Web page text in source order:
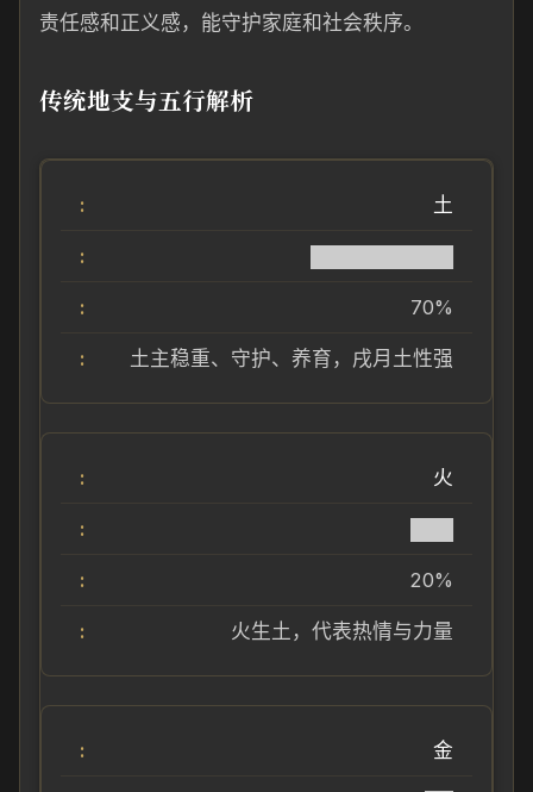
责任感和正义感，能守护家庭和社会秩序。
传统地支与五行解析
土
70%
土主稳重、守护、养育，戌月土性强
火
20%
火生土，代表热情与力量
金